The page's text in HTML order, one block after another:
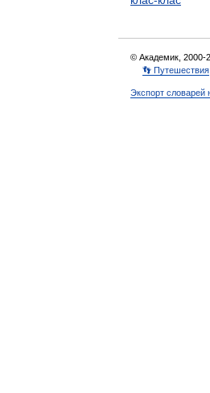
© Академик, 2000-
👣 Путешествия
Экспорт словарей